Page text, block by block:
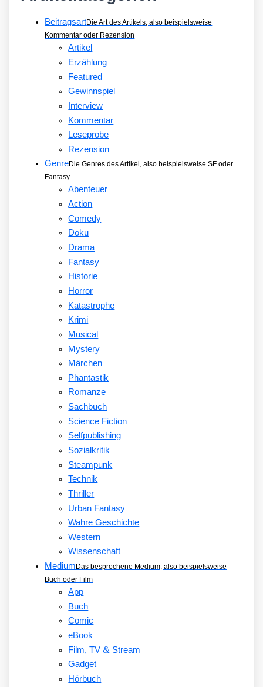
BeitragsartDie Art des Artikels, also beispielsweise
Kommentar oder Rezension
Artikel
Erzählung
Featured
Gewinnspiel
Interview
Kommentar
Leseprobe
Rezension
GenreDie Genres des Artikel, also beispielsweise SF oder
Fantasy
Abenteuer
Action
Comedy
Doku
Drama
Fantasy
Historie
Horror
Katastrophe
Krimi
Musical
Mystery
Märchen
Phantastik
Romanze
Sachbuch
Science Fiction
Selfpublishing
Sozialkritik
Steampunk
Technik
Thriller
Urban Fantasy
Wahre Geschichte
Western
Wissenschaft
Medium Das besprochene Medium, also beispielsweise
Buch oder Film
App
Buch
Comic
eBook
Film, TV&Stream
Gadget
Hörbuch